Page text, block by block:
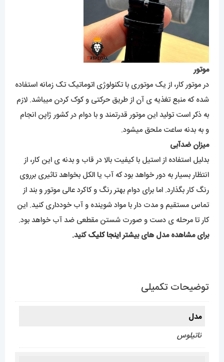
موتور
در موتور کار، از یک موتوری با تکنولوژی اتوماتیک تک زمانه استفاده
شده که منبع تغذیه ی آن از طریق حرکتی و کوک کردن میباشد. لازم
به ذکر است تولید این موتور قدرتمند و با دوام در کشور ژاپن انجام
و به بدنه ساعت ملحق میشود.
میزان ضدآبی
بدلیل استفاده از استیل با کیفیت بالا در قاب و بدنه ی این کار، از
انتظار بسیار به دور خواهد بود که آب یا الکل بخواهد تاثیری برروی
رنگ کار بگذارد. اما برای دوام بهتر رنگ و کاکرد عالی موتور و بند از
تماس مستقیم و مدت دار با مواد شوینده و آب خودداری کنید. این
کار تا مرحله ی دست و صورت شستن مقطعی ضد آب خواهد بود.
برای مشاهده مدل های بیشتراینجا کلیککنید.
توضیحات تکمیلی
مدل
ناتیلوس